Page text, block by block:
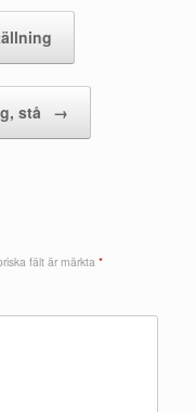
stå →
fält är märkta *